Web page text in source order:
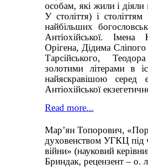
особам, які жили і
У століття) і
найбільших
Антіохійської. Імена
Орігена, Дідима
Тарсійського,
золотими літерами в
найяскравішою серед
Антіохійської
Read more...
Мар’ян Топорович,
духовенством УГКЦ під
війни» (науковий
Бриндак, рецензент – о.